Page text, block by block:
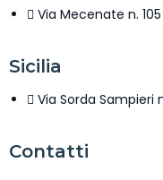
Via Mecenate n.
Sicilia
Via Sorda Sampieri
Contatti